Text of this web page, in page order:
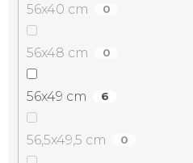
56x40 cm 0
56x48 cm 0
56x49 cm 6
56,5x49,5 cm 0